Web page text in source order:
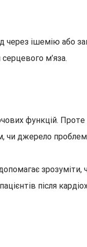
ішемію або
м’яза.
функцій.
чи джерело
після